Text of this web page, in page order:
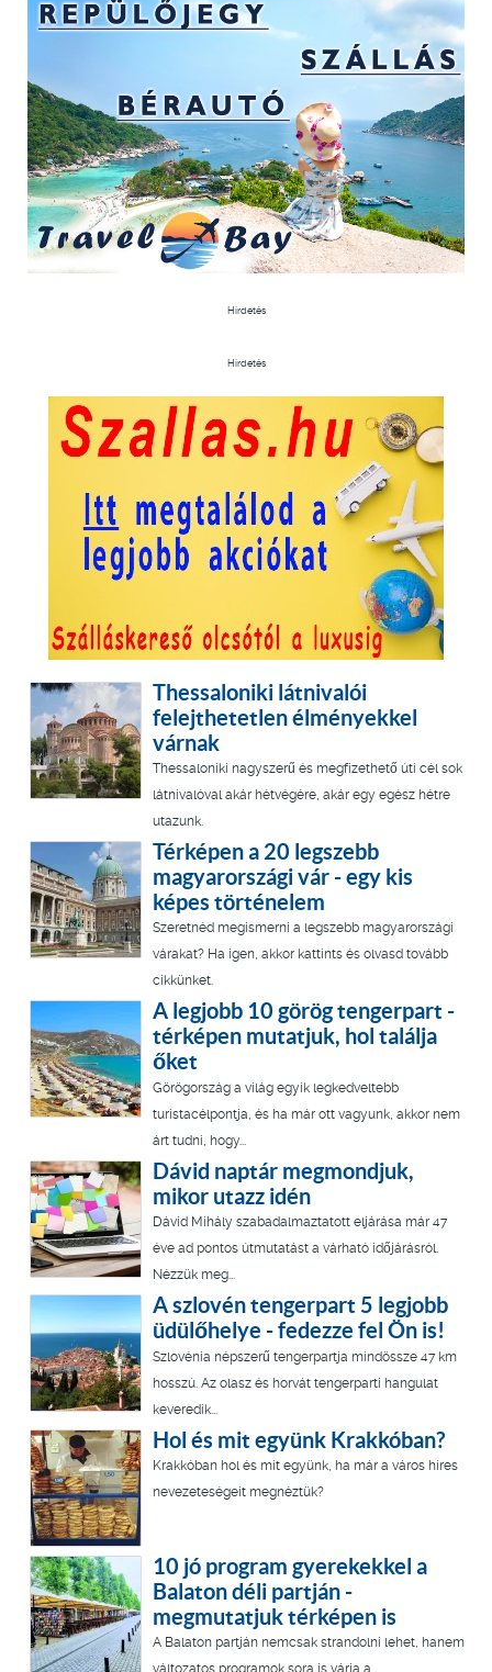
Hirdetés
Hirdetés
Thessaloniki látnivalói
felejthetetlen élményekkel
várnak
Thessaloniki nagyszerű és megfizethető úti cél sok
látnivalóval akár hétvégére, akár egy egész hétre
utazunk.
Térképen a 20 legszebb
magyarországi vár - egy kis
képes történelem
Szeretnéd megismerni a legszebb magyarországi
várakat? Ha igen, akkor kattints és olvasd tovább
cikkünket.
A legjobb 10 görög tengerpart -
térképen mutatjuk, hol találja
őket
Görögország a világ egyik legkedveltebb
turistacélpontja, és ha már ott vagyunk, akkor nem
árt tudni, hogy...
Dávid naptár megmondjuk,
mikor utazz idén
Dávid Mihály szabadalmaztatott eljárása már 47
éve ad pontos útmutatást a várható időjárásról.
Nézzük meg...
A szlovén tengerpart 5 legjobb
üdülőhelye - fedezze fel Ön is!
Szlovénia népszerű tengerpartja mindössze 47 km
hosszú. Az olasz és horvát tengerparti hangulat
keveredik...
Hol és mit együnk Krakkóban?
Krakkóban hol és mit együnk, ha már a város híres
nevezeteségeit megnéztük?
10 jó program gyerekekkel a
Balaton déli partján -
megmutatjuk térképen is
A Balaton partján nemcsak strandolni lehet, hanem
változatos programok sora is várja a